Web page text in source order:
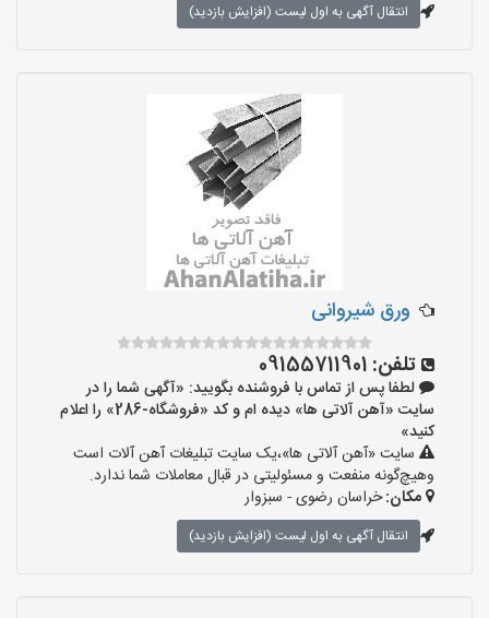
انتقال آگهی به اول لیست (افزایش بازدید)
ورق شیروانی
تلفن: 09155711901
لطفا پس از تماس با فروشنده بگویید: «آگهی شما را در
سایت «آهن آلاتی ها» دیده ام و کد «فروشگاه-286» را اعلام
کنید»
سایت «آهن آلاتی ها»،یک سایت تبلیغات آهن آلات است
وهیچ‌گونه منفعت و مسئولیتی در قبال معاملات شما ندارد.
مکان:خراسان رضوی - سبزوار
انتقال آگهی به اول لیست (افزایش بازدید)